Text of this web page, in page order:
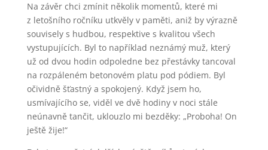
Na závěr chci zmínit několik momentů, které mi
z letošního ročníku utkvěly v paměti, aniž by výrazně
souvisely s hudbou, respektive s kvalitou všech
vystupujících. Byl to například neznámý muž, který
už od dvou hodin odpoledne bez přestávky tancoval
na rozpáleném betonovém platu pod pódiem. Byl
očividně šťastný a spokojený. Když jsem ho,
usmívajícího se, viděl ve dvě hodiny v noci stále
neúnavně tančit, uklouzlo mi bezděky: „Proboha! On
ještě žije!“